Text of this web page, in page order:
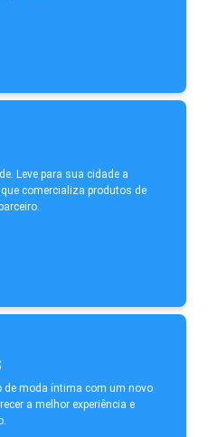
Leve para sua cidade a
comercializa produtos de
de moda íntima com um novo
a melhor experiência e